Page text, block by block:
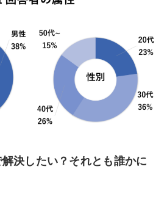
決したい？それとも誰かに